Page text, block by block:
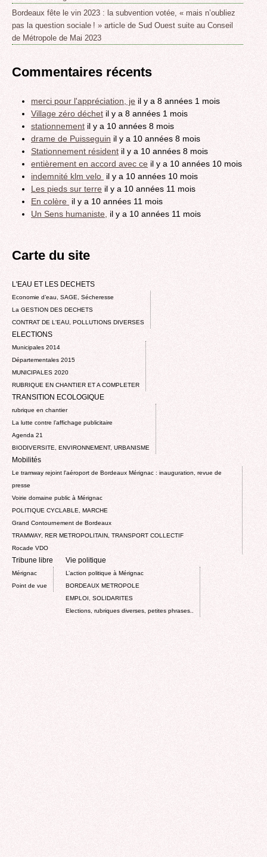
Bordeaux fête le vin 2023 : la subvention votée, « mais n’oubliez
pas la question sociale ! » article de Sud Ouest suite au Conseil
de Métropole de Mai 2023
Commentaires récents
merci pour l'appréciation, je il y a 8 années 1 mois
Village zéro déchet il y a 8 années 1 mois
stationnement il y a 10 années 8 mois
drame de Puisseguin il y a 10 années 8 mois
Stationnement résident il y a 10 années 8 mois
entièrement en accord avec ce il y a 10 années 10 mois
indemnité klm velo il y a 10 années 10 mois
Les pieds sur terre il y a 10 années 11 mois
En colère il y a 10 années 11 mois
Un Sens humaniste, il y a 10 années 11 mois
Carte du site
L'EAU ET LES DECHETS
Economie d’eau, SAGE, Sécheresse
La GESTION DES DECHETS
CONTRAT DE L'EAU, POLLUTIONS DIVERSES
ELECTIONS
Municipales 2014
Départementales 2015
MUNICIPALES 2020
RUBRIQUE EN CHANTIER ET A COMPLETER
TRANSITION ECOLOGIQUE
rubrique en chantier
La lutte contre l’affichage publicitaire
Agenda 21
BIODIVERSITE, ENVIRONNEMENT, URBANISME
Mobilités
Le tramway rejoint l'aéroport de Bordeaux Mérignac : inauguration, revue de
presse
Voirie domaine public à Mérignac
POLITIQUE CYCLABLE, MARCHE
Grand Contournement de Bordeaux
TRAMWAY, RER METROPOLITAIN, TRANSPORT COLLECTIF
Rocade VDO
Tribune libre
Mérignac
Point de vue
Vie politique
L’action politique à Mérignac
BORDEAUX METROPOLE
EMPLOI, SOLIDARITES
Elections, rubriques diverses, petites phrases..